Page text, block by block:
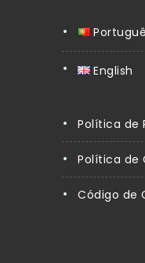
English
Política de
Política de
Código de